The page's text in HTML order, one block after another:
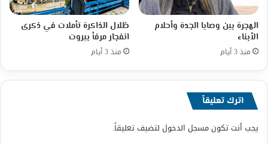
الهجرة بين وصايا الجدة وأحلام
الأبناء
منذ 3 أيام
ظلال الذاكرة تأملات في ذكرى
انفجار مرفأ بيروت
منذ 3 أيام
اترك تعليقاً
يجب أنت تكونمسجل الدخول لتضيف تعليقاً.